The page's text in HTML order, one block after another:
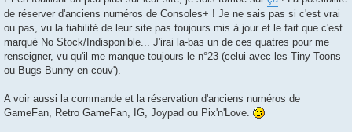
de réserver d'anciens numéros de Consoles+ ! Je ne sais pas si c'est vrai
ou pas, vu la fiabilité de leur site pas toujours mis à jour et le fait que c'est
marqué No Stock/Indisponible... J'irai la-bas un de ces quatres pour me
renseigner, vu qu'il me manque toujours le n°23 (celui avec les Tiny Toons
ou Bugs Bunny en couv').
A voir aussi la commande et la réservation d'anciens numéros de
GameFan, Retro GameFan, IG, Joypad ou Pix'n'Love.